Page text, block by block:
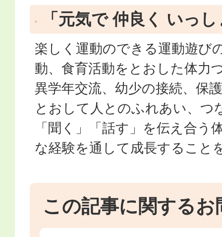
「元気で 仲良く いっ
楽しく運動のできる運動遊び
動、食育活動をとおした体力
異学年交流、幼少の接続、保
とおして人とのふれあい、つ
「聞く」「話す」を伝え合う
な経験を通して成長すること
この記事に関するお